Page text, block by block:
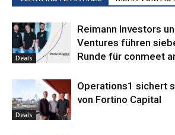
Deals
Reimann Investors
Ventures führen
Runde für conmeet
Deals
Operations1 sichert
von Fortino Capital